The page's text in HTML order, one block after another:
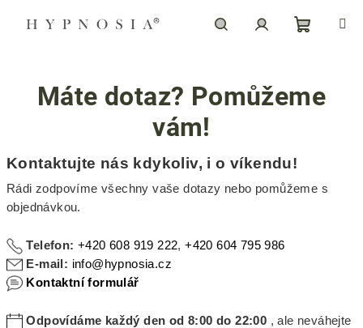
košík
Máte dotaz? Pomůžeme
vám!
Kontaktujte nás kdykoliv, i o víkendu!
Rádi zodpovíme všechny vaše dotazy nebo pomůžeme s
objednávkou.
Telefon: +420 608 919 222,+420 604 795 986
E-mail: info@hypnosia.cz
Kontaktní formulář
Odpovídáme každý den od 8:00 do 22:00 , ale neváhejte